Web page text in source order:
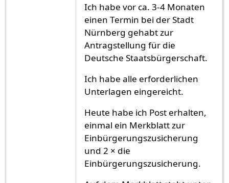
Ich habe vor ca. 3-4 Monaten
einen Termin bei der Stadt
Nürnberg gehabt zur
Antragstellung für die
Deutsche Staatsbürgerschaft.
Ich habe alle erforderlichen
Unterlagen eingereicht.
Heute habe ich Post erhalten,
einmal ein Merkblatt zur
Einbürgerungszusicherung
und 2 × die
Einbürgerungszusicherung.